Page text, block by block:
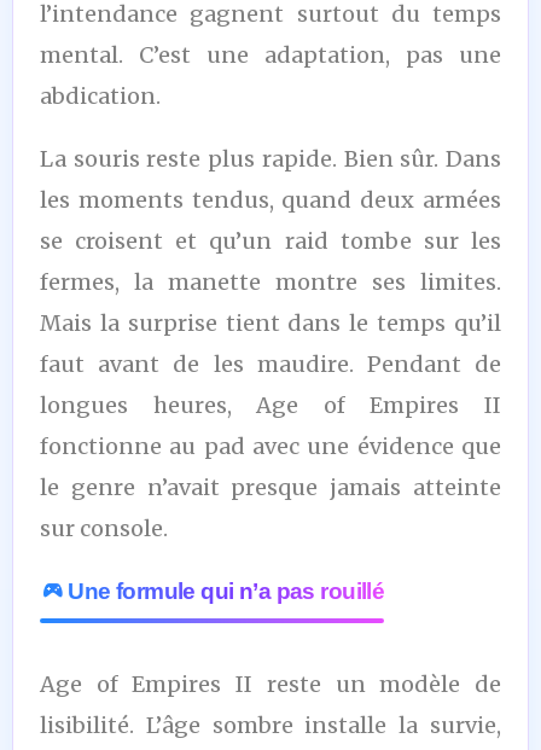
l’intendance gagnent surtout du temps
mental. C’est une adaptation, pas une
abdication.
La souris reste plus rapide. Bien sûr. Dans
les moments tendus, quand deux armées
se croisent et qu’un raid tombe sur les
fermes, la manette montre ses limites.
Mais la surprise tient dans le temps qu’il
faut avant de les maudire. Pendant de
longues heures, Age of Empires II
fonctionne au pad avec une évidence que
le genre n’avait presque jamais atteinte
sur console.
Une formule qui n’a pas rouillé
Age of Empires II reste un modèle de
lisibilité. L’âge sombre installe la survie,